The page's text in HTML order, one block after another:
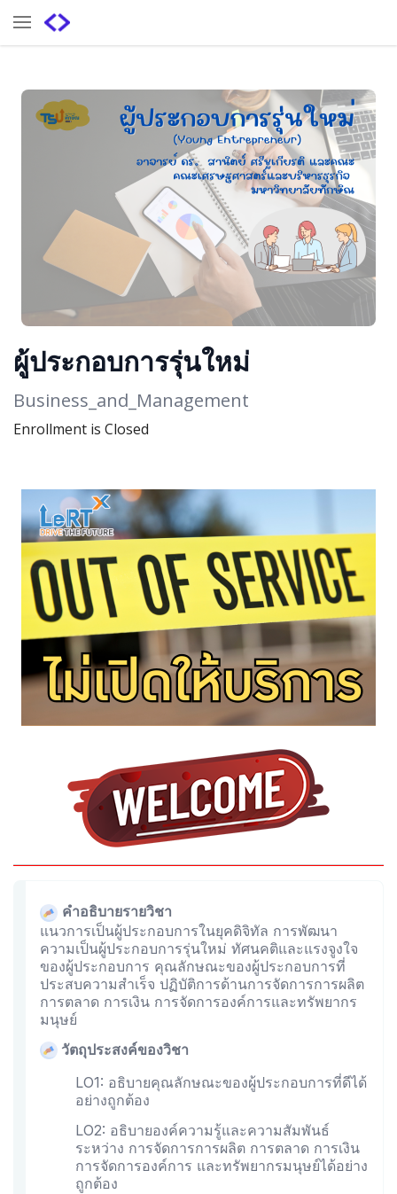
ผู้ประกอบการรุ่นใหม่
Business_and_Management
Enrollment is Closed
คำอธิบายรายวิชา
แนวการเป็นผู้ประกอบการในยุคดิจิทัล การพัฒนา
ความเป็นผู้ประกอบการรุ่นใหม่ ทัศนคติและแรงจูงใจ
ของผู้ประกอบการ คุณลักษณะของผู้ประกอบการที่
ประสบความสำเร็จ ปฏิบัติการด้านการจัดการการผลิต
การตลาด การเงิน การจัดการองค์การและทรัพยากร
มนุษย์
วัตถุประสงค์ของวิชา
LO1: อธิบายคุณลักษณะของผู้ประกอบการที่ดีได้
อย่างถูกต้อง
LO2: อธิบายองค์ความรู้และความสัมพันธ์
ระหว่าง การจัดการการผลิต การตลาด การเงิน
การจัดการองค์การ และทรัพยากรมนุษย์ได้อย่าง
ถูกต้อง